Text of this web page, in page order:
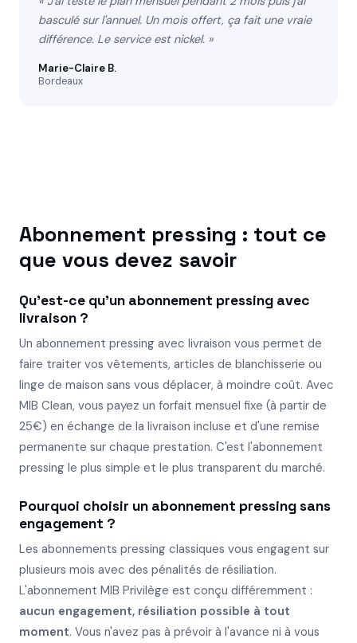
basculé sur l'annuel. Un mois offert, ça fait une vraie
différence. Le service est nickel. »
Marie-Claire B.
Bordeaux
Abonnement pressing : tout ce
que vous devez savoir
Qu'est-ce qu'un abonnement pressing avec
livraison ?
Un abonnement pressing avec livraison vous permet de
faire traiter vos vêtements, articles de blanchisserie ou
linge de maison sans vous déplacer, à moindre coût. Avec
MIB Clean, vous payez un forfait mensuel fixe (à partir de
25€) en échange de la livraison incluse et d'une remise
permanente sur chaque prestation. C'est l'abonnement
pressing le plus simple et le plus transparent du marché.
Pourquoi choisir un abonnement pressing sans
engagement ?
Les abonnements pressing classiques vous engagent sur
plusieurs mois avec des pénalités de résiliation.
L'abonnement MIB Privilège est conçu différemment :
aucun engagement, résiliation possible à tout
moment. Vous n'avez pas à prévoir à l'avance ni à vous